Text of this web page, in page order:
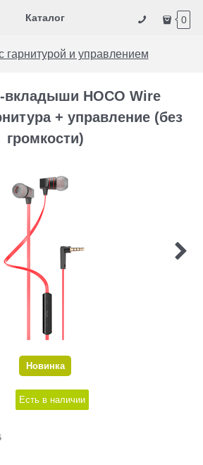
Каталог 0
гарнитурой и управлением
вкладыши HOCO Wire
+ управление (без
громкости)
Новинка
Есть в наличии